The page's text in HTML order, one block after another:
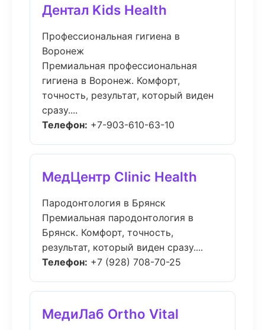
Дентал Kids Health
Профессиональная гигиена в
Воронеж
Премиальная профессиональная
гигиена в Воронеж. Комфорт,
точность, результат, который виден
сразу....
Телефон: +7-903-610-63-10
МедЦентр Clinic Health
Пародонтология в Брянск
Премиальная пародонтология в
Брянск. Комфорт, точность,
результат, который виден сразу....
Телефон: +7 (928) 708-70-25
МедиЛаб Ortho Vital